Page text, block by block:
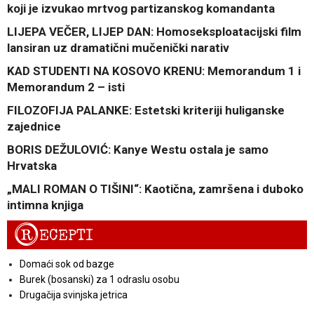
koji je izvukao mrtvog partizanskog komandanta
LIJEPA VEČER, LIJEP DAN: Homoseksploatacijski film
lansiran uz dramatični mučenički narativ
KAD STUDENTI NA KOSOVO KRENU: Memorandum 1 i
Memorandum 2 – isti
FILOZOFIJA PALANKE: Estetski kriteriji huliganske
zajednice
BORIS DEŽULOVIĆ: Kanye Westu ostala je samo
Hrvatska
„MALI ROMAN O TIŠINI“: Kaotična, zamršena i duboko
intimna knjiga
RECEPTI
Domaći sok od bazge
Burek (bosanski) za 1 odraslu osobu
Drugačija svinjska jetrica